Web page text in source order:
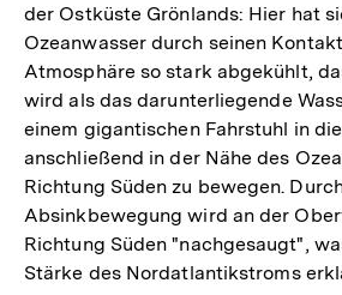
der Ostküste Grönlands: Hier hat
Ozeanwasser durch seinen
Atmosphäre so stark abgekühlt,
wird als das darunterliegende
einem gigantischen Fahrstuhl in
anschließend in der Nähe des
Richtung Süden zu bewegen.
Absinkbewegung wird an der
Richtung Süden "nachgesaugt",
Stärke des Nordatlantikstroms